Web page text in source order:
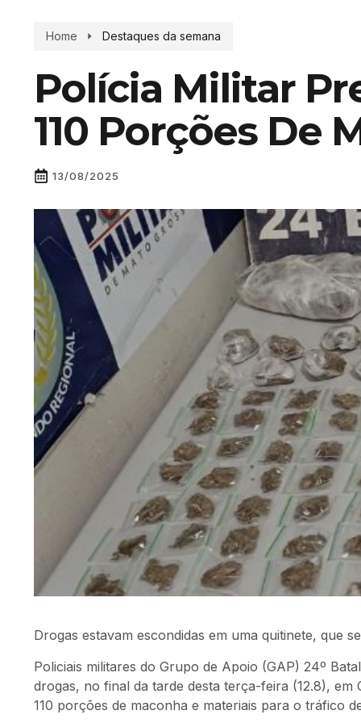
Home Destaques da semana
Polícia Militar
110 Porções De
13/08/2025
Drogas estavam escondidas em uma quitinete, que
Policiais militares do Grupo de Apoio (GAP) 24º
drogas, no final da tarde desta terça-feira (12.8),
110 porções de maconha e materiais para o tráfico